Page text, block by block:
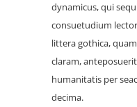
dynamicus, qui
consuetudium
littera gothica,
claram,
humanitatis per
decima.